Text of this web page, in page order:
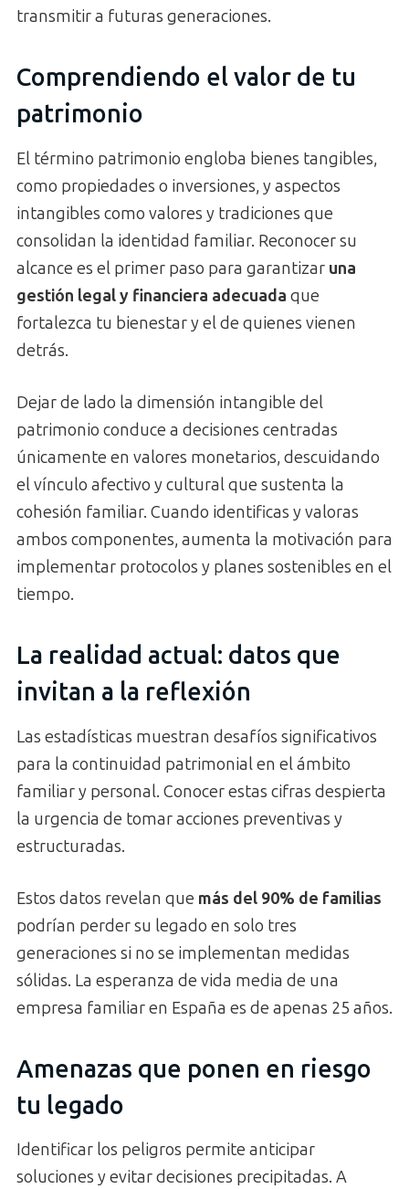
transmitir a futuras generaciones.
Comprendiendo el valor de tu
patrimonio
El término patrimonio engloba bienes tangibles,
como propiedades o inversiones, y aspectos
intangibles como valores y tradiciones que
consolidan la identidad familiar. Reconocer su
alcance es el primer paso para garantizar una
gestión legal y financiera adecuada que
fortalezca tu bienestar y el de quienes vienen
detrás.
Dejar de lado la dimensión intangible del
patrimonio conduce a decisiones centradas
únicamente en valores monetarios, descuidando
el vínculo afectivo y cultural que sustenta la
cohesión familiar. Cuando identificas y valoras
ambos componentes, aumenta la motivación para
implementar protocolos y planes sostenibles en el
tiempo.
La realidad actual: datos que
invitan a la reflexión
Las estadísticas muestran desafíos significativos
para la continuidad patrimonial en el ámbito
familiar y personal. Conocer estas cifras despierta
la urgencia de tomar acciones preventivas y
estructuradas.
Estos datos revelan que más del 90% de familias
podrían perder su legado en solo tres
generaciones si no se implementan medidas
sólidas. La esperanza de vida media de una
empresa familiar en España es de apenas 25 años.
Amenazas que ponen en riesgo
tu legado
Identificar los peligros permite anticipar
soluciones y evitar decisiones precipitadas. A